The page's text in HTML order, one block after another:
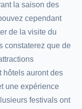
la saison des
cependant
de la visite du
constaterez que de
hôtels auront des
une expérience
festivals ont